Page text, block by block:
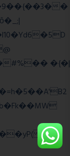
�
#%�� �{�|